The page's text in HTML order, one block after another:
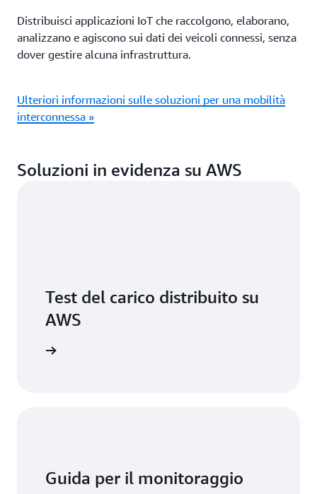
Distribuisci applicazioni IoT che raccolgono, elaborano,
analizzano e agiscono sui dati dei veicoli connessi, senza
dover gestire alcuna infrastruttura.
Ulteriori informazioni sulle soluzioni per una mobilità
interconnessa »
Soluzioni in evidenza su AWS
Test del carico distribuito su
AWS
Guida per il monitoraggio